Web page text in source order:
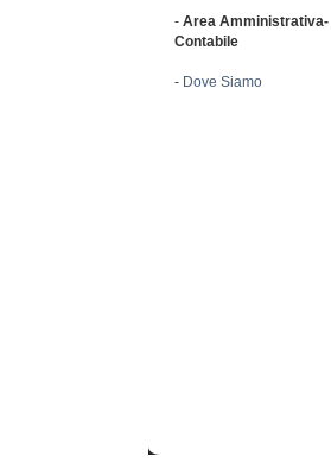
-Area Amministrativa-
Contabile
- Dove Siamo